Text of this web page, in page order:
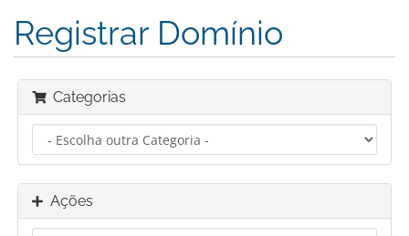
Registrar Domínio
Categorias
Ações